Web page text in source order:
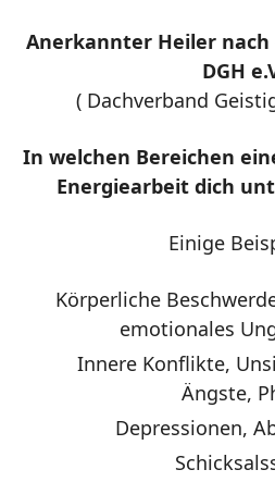
Anerkannter Heiler
DGH
( Dachverband
In welchen Bereichen
Energiearbeit dich
Einige
Körperliche
emotionales
Innere Konflikte,
Ängste,
Depressionen,